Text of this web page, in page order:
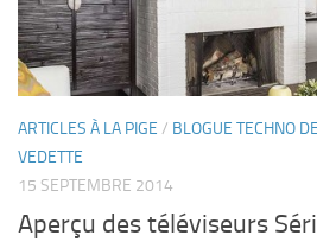
ARTICLES À LA PIGE / BLOGUE TECHNO
VEDETTE
15 SEPTEMBRE 2014
Aperçu des téléviseurs